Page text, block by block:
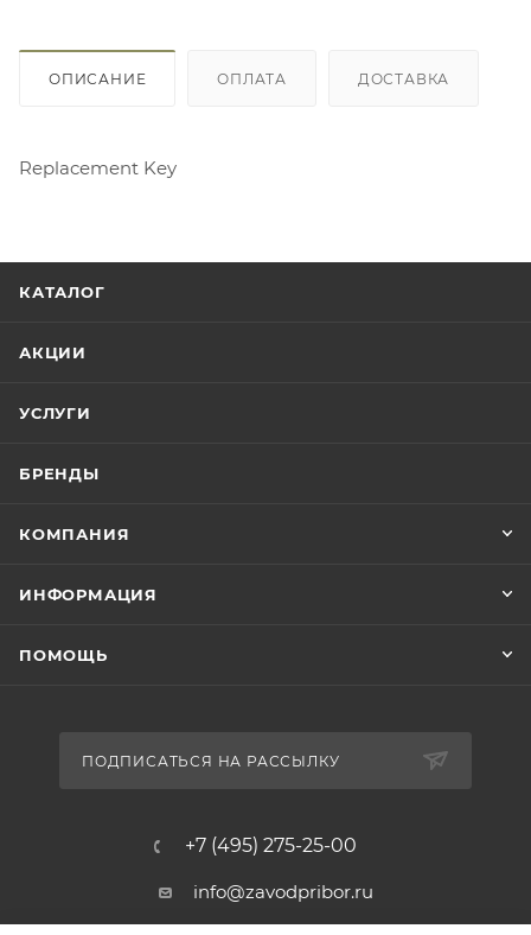
ОПИСАНИЕ ОПЛАТА ДОСТАВКА
Replacement Key
КАТАЛОГ
АКЦИИ
УСЛУГИ
БРЕНДЫ
КОМПАНИЯ
ИНФОРМАЦИЯ
ПОМОЩЬ
ПОДПИСАТЬСЯ НА РАССЫЛКУ
+7 (495) 275-25-00
info@zavodpribor.ru